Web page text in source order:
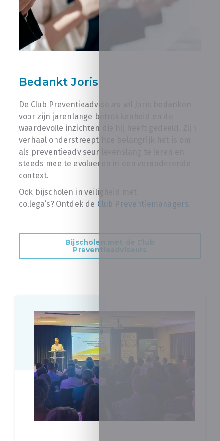
Bedankt Joris
De Club Preventieadviseurs wil Joris bedanken
voor zijn jarenlange betrokkenheid en de
waardevolle inzichten die hij heeft gedeeld. Zijn
verhaal onderstreept hoe belangrijk het is om
als preventieadviseur levenslang te leren en
steeds mee te evolueren in een veranderende
context.
Ook bijscholen in veiligheid met
collega’s? Ontdek de Club Preventiemanagers
Bijscholen met de Club
Preventieadviseurs